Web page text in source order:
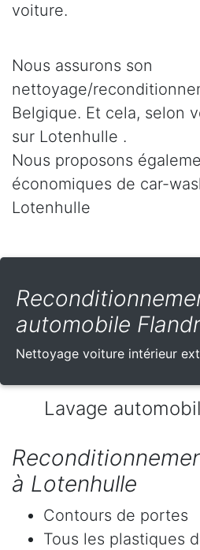
voiture.
Nous assurons son
nettoyage/
Belgique. Et cela, selon
sur Lotenhulle .
Nous proposons
économiques de car-
Lotenhulle
automobile
Nettoyage voiture intérieur
Lavage
à Lotenhulle
Contours de portes
Tous les plastiques